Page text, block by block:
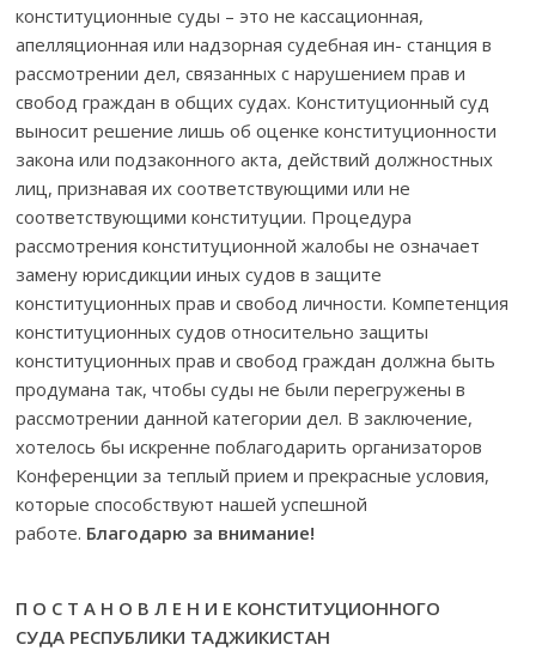
конституционные суды – это не кассационная,
апелляционная или надзорная судебная ин- станция в
рассмотрении дел, связанных с нарушением прав и
свобод граждан в общих судах. Конституционный суд
выносит решение лишь об оценке конституционности
закона или подзаконного акта, действий должностных
лиц, признавая их соответствующими или не
соответствующими конституции. Процедура
рассмотрения конституционной жалобы не означает
замену юрисдикции иных судов в защите
конституционных прав и свобод личности. Компетенция
конституционных судов относительно защиты
конституционных прав и свобод граждан должна быть
продумана так, чтобы суды не были перегружены в
рассмотрении данной категории дел. В заключение,
хотелось бы искренне поблагодарить организаторов
Конференции за теплый прием и прекрасные условия,
которые способствуют нашей успешной
работе. Благодарю за внимание!
П О С Т А Н О В Л Е Н И Е КОНСТИТУЦИОННОГО
СУДА РЕСПУБЛИКИ ТАДЖИКИСТАН